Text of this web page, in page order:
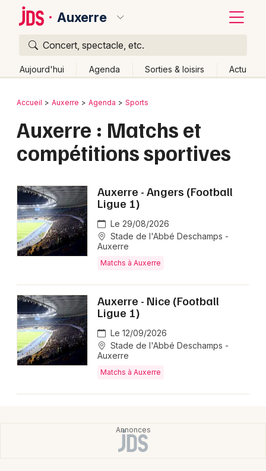
Auxerre
Concert, spectacle, etc.
Aujourd'hui Agenda Sorties & loisirs Actu
Publier un événement
Activité & Expérience
Manifestations
Concerts
Sports
Bordeaux
Colmar
Lyon
Marseille
Mulhouse
Nantes
Nice
Paris
Strasbourg
Toulouse
Retour
Accueil Auxerre Agenda Sports
Auxerre : Matchs et
compétitions sportives
Auxerre - Angers (Football
Ligue 1)
Le 29/08/2026
Stade de l'Abbé Deschamps -
Auxerre
Matchs à Auxerre
Auxerre - Nice (Football
Ligue 1)
Le 12/09/2026
Stade de l'Abbé Deschamps -
Auxerre
Matchs à Auxerre
Quoi ?
Où ?
Partout
Près de moi Changer de lieu
Quand ?
Effacer les dates